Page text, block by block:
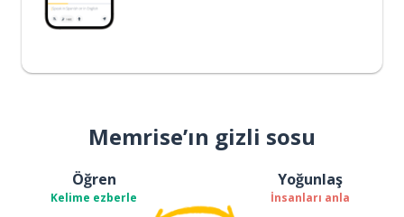
Memrise’ın gizli sosu
Öğren
Kelime ezberle
Yoğunlaş
İnsanları anla